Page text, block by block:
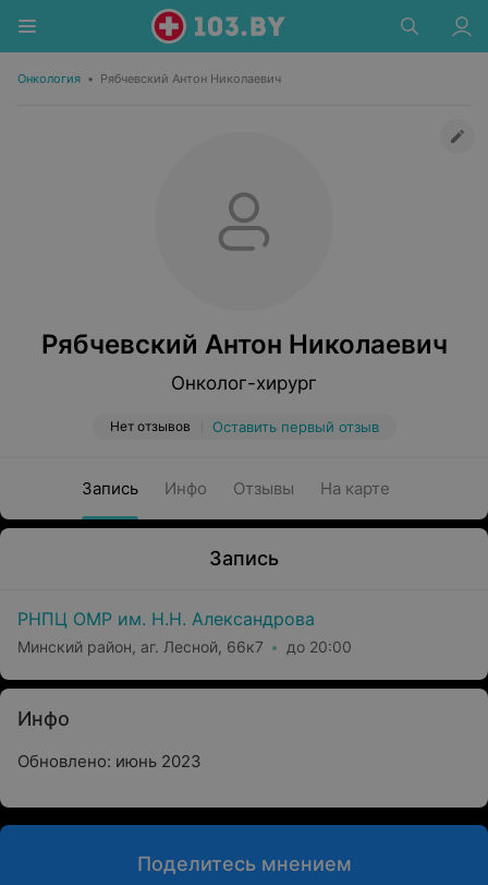
Онкология • Рябчевский Антон Николаевич
Рябчевский Антон Николаевич
Онколог-хирург
Нет отзывов Оставить первый отзыв
Запись Инфо Отзывы На карте
Запись
РНПЦ ОМР им. Н.Н. Александрова
Минский район, аг. Лесной, 66к7 до 20:00
Инфо
Обновлено: июнь 2023
Поделитесь мнением